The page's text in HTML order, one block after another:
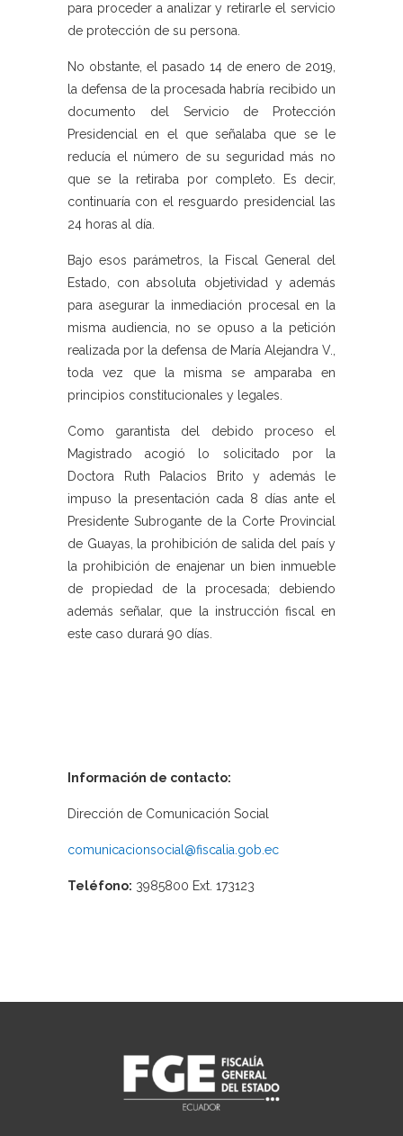
para proceder a analizar y retirarle el servicio
de protección de su persona.
No obstante, el pasado 14 de enero de 2019,
la defensa de la procesada habría recibido un
documento del Servicio de Protección
Presidencial en el que señalaba que se le
reducía el número de su seguridad más no
que se la retiraba por completo. Es decir,
continuaría con el resguardo presidencial las
24 horas al día.
Bajo esos parámetros, la Fiscal General del
Estado, con absoluta objetividad y además
para asegurar la inmediación procesal en la
misma audiencia, no se opuso a la petición
realizada por la defensa de María Alejandra V.,
toda vez que la misma se amparaba en
principios constitucionales y legales.
Como garantista del debido proceso el
Magistrado acogió lo solicitado por la
Doctora Ruth Palacios Brito y además le
impuso la presentación cada 8 días ante el
Presidente Subrogante de la Corte Provincial
de Guayas, la prohibición de salida del país y
la prohibición de enajenar un bien inmueble
de propiedad de la procesada; debiendo
además señalar, que la instrucción fiscal en
este caso durará 90 días.
Información de contacto:
Dirección de Comunicación Social
comunicacionsocial@fiscalia.gob.ec
Teléfono: 3985800 Ext. 173123